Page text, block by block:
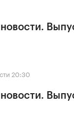
новости.
20:30
новости.